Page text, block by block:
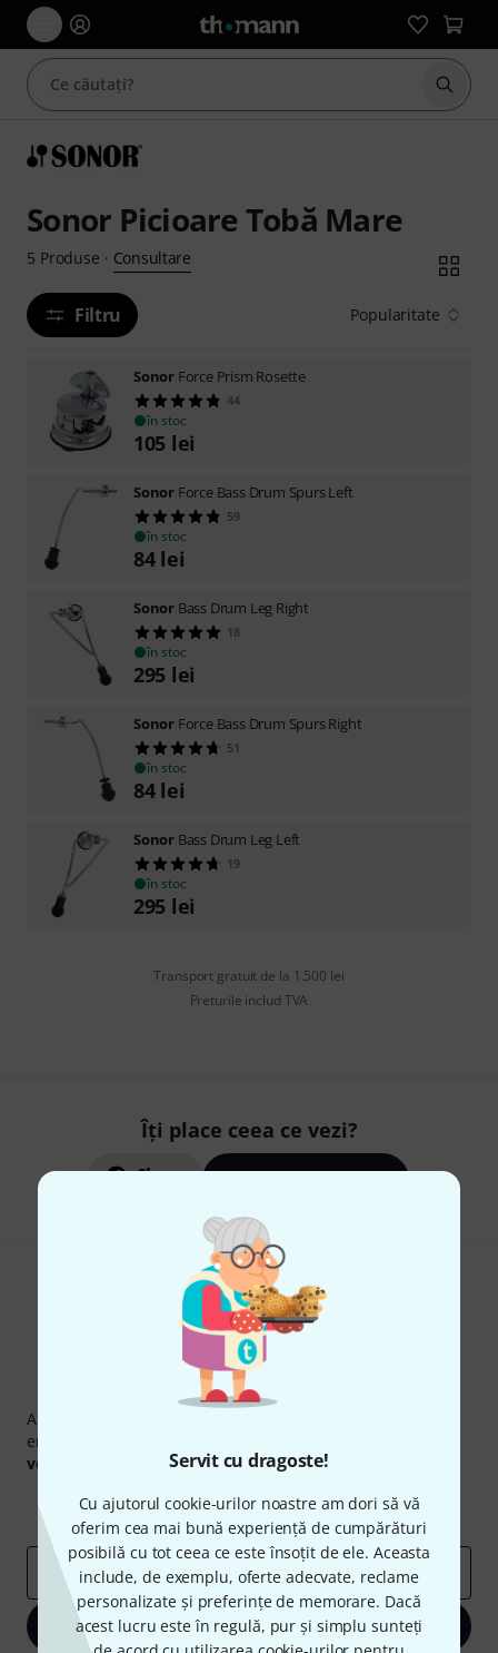
Servit cu dragoste!
Cu ajutorul cookie-urilor noastre am dori să vă
oferim cea mai bună experiență de cumpărături
posibilă cu tot ceea ce este însoțit de ele. Aceasta
include, de exemplu, oferte adecvate, reclame
personalizate și preferințe de memorare. Dacă
acest lucru este în regulă, pur și simplu sunteți
Sonor Picioare Tobă Mare
5 Produse · Consultare
Filtru Popularitate
Sonor Force Prism Rosette
44
în stoc
105 lei
Sonor Force Bass Drum Spurs Left
59
în stoc
84 lei
Sonor Bass Drum Leg Right
18
în stoc
295 lei
Sonor Force Bass Drum Spurs Right
51
în stoc
84 lei
Sonor Bass Drum Leg Left
19
în stoc
295 lei
Transport gratuit de la 1.500 lei
Preturile includ TVA
Îți place ceea ce vezi?
Share
Newsletter Thomann
Abonați-vă la buletinul informativ Thomann în limba
engleză și, cu puțin noroc, puteți câștiga unul dintre
voucherele
în valoare de50 € fiecare!
Contribuții inspiraționale
Oferte
Perspectivele Thomann
adresă de email *
Înscrie-te acum